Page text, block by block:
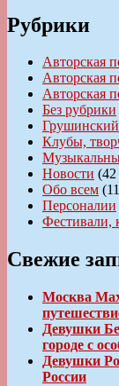
Рубрики
Авторская
Авторская
Авторская
Без рубрики
Грушинский
Клубы,
Новости (42
Обо всем
Персоналии
Фестивали,
Свежие
Москва
Девушки
городе с
Девушки
России